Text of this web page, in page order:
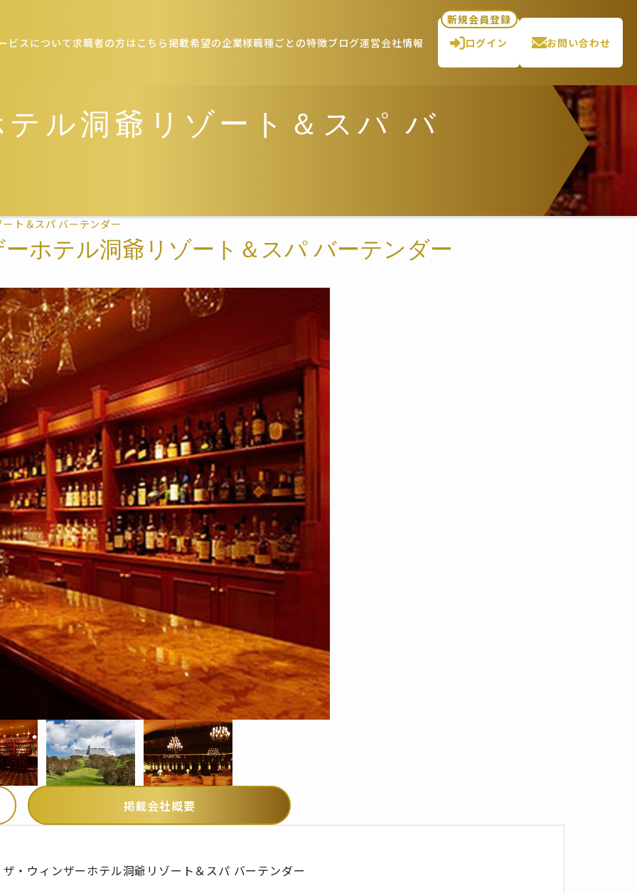
ビスについて求職者の方はこちら 掲載希望の企業様職種ごとの特徴ブログ運営会社情報
新規会員登録
ログイン
お問い合わせ
ル洞爺リゾート＆スパ バ
ト＆スパ バーテンダー
ホテル洞爺リゾート＆スパ バーテンダー
掲載会社概要
ザ・ウィンザーホテル洞爺リゾート＆スパ バーテンダー